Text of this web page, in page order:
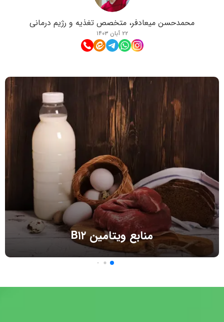
محمدحسن میعادفر، متخصص تغذیه و رژیم درمانی
۲۲ آبان ۱۴۰۳
منابع ویتامین B۱۲